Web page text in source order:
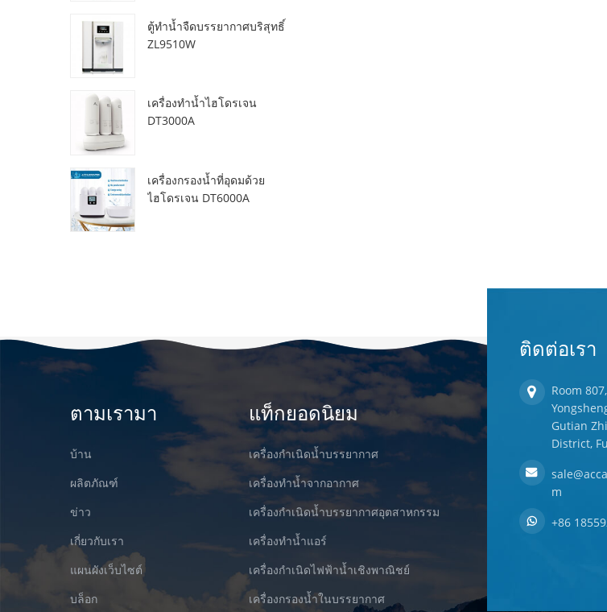
ตู้ทำน้ำจืดบรรยากาศบริสุทธิ์
ZL9510W
เครื่องทำน้ำไฮโดรเจน
DT3000A
เครื่องกรองน้ำที่อุดมด้วย
ไฮโดรเจน DT6000A
ตามเรามา
บ้าน
ผลิตภัณฑ์
ข่าว
เกี่ยวกับเรา
แผนผังเว็บไซต์
บล็อก
แท็กยอดนิยม
เครื่องกำเนิดน้ำบรรยากาศ
เครื่องทำน้ำจากอากาศ
เครื่องกำเนิดน้ำบรรยากาศอุตสาหกรรม
เครื่องทำน้ำแอร์
เครื่องกำเนิดไฟฟ้าน้ำเชิงพาณิชย์
เครื่องกรองน้ำในบรรยากาศ
ติดต่อเรา
Room 807,
Gutian
District,
m
+86